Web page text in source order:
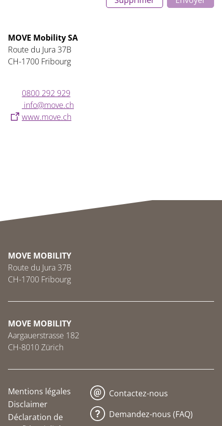
MOVE Mobility SA
Route du Jura 37B
CH-1700 Fribourg
0800 292 929
nf
m v
ch
www.move.ch
MOVE MOBILITY
Route du Jura 37B
CH-1700 Fribourg
MOVE MOBILITY
Aargauerstrasse 182
CH-8010 Zürich
Mentions légales
Disclaimer
Déclaration de
Contactez-nous
Demandez-nous (FAQ)